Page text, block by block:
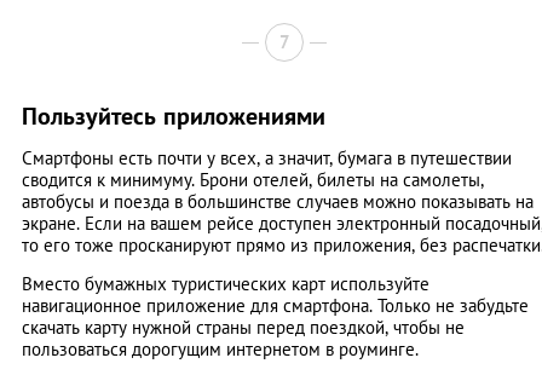
7
Пользуйтесь приложениями
Смартфоны есть почти у всех, а значит, бумага в путешествии
сводится к минимуму. Брони отелей, билеты на самолеты,
автобусы и поезда в большинстве случаев можно показывать на
экране. Если на вашем рейсе доступен электронный
то его тоже просканируют прямо из приложения, без
Вместо бумажных туристических карт используйте
навигационное приложение для смартфона. Только не забудьте
скачать карту нужной страны перед поездкой, чтобы не
пользоваться дорогущим интернетом в роуминге.